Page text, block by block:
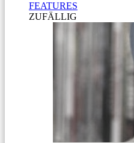
FEATURES
ZUFÄLLIG